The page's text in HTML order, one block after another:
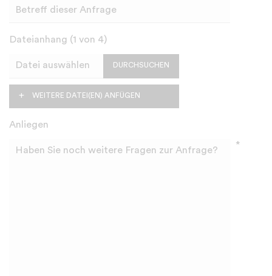
Dateianhang (1 von 4)
DURCHSUCHEN
WEITERE DATEI(EN) ANFÜGEN
Anliegen
*